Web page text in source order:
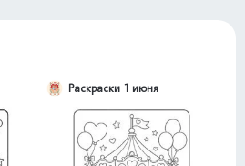
Раскраски 1 июня